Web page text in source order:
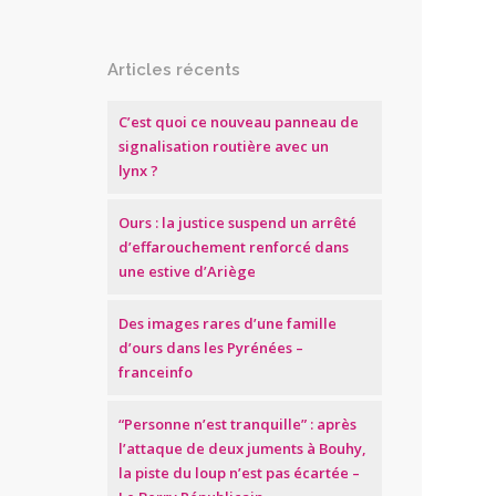
Articles récents
C’est quoi ce nouveau panneau de
signalisation routière avec un
lynx ?
Ours : la justice suspend un arrêté
d’effarouchement renforcé dans
une estive d’Ariège
Des images rares d’une famille
d’ours dans les Pyrénées –
franceinfo
“Personne n’est tranquille” : après
l’attaque de deux juments à Bouhy,
la piste du loup n’est pas écartée –